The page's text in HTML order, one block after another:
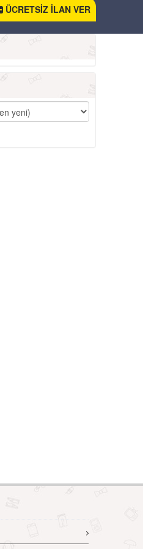
ÜCRETSİZ İLAN VER